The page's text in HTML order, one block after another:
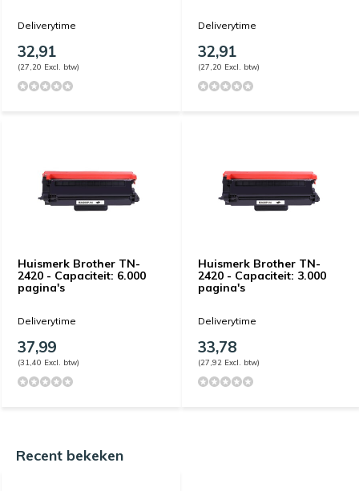
Deliverytime
32,91
(27,20 Excl. btw)
Deliverytime
32,91
(27,20 Excl. btw)
Huismerk Brother TN-
2420 - Capaciteit: 6.000
pagina's
Deliverytime
37,99
(31,40 Excl. btw)
Huismerk Brother TN-
2420 - Capaciteit: 3.000
pagina's
Deliverytime
33,78
(27,92 Excl. btw)
Recent bekeken